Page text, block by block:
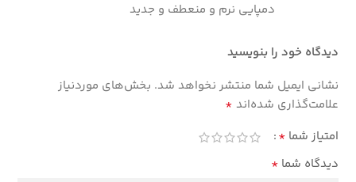
دمپایی نرم و منعطف و جدید
دیدگاه خود را بنویسید
نشانی ایمیل شما منتشر نخواهد شد. بخش‌های موردنیاز
علامت‌گذاری شده‌اند *
امتیاز شما *
دیدگاه شما *